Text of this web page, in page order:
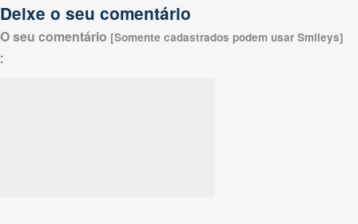
Deixe o seu comentário
O seu comentário [Somente cadastrados podem usar Smileys]
: